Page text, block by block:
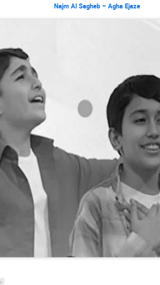
Najm Al Sagheb – Agha Ejaze